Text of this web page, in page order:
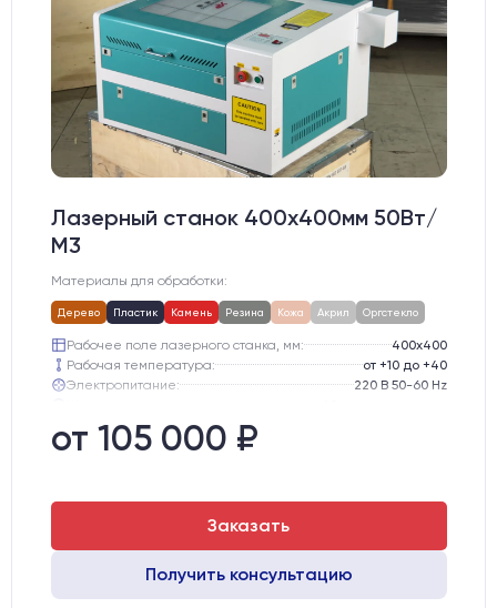
Лазерный станок 400х400мм 50Вт/
М3
Материалы для обработки:
Дерево Пластик Камень Резина Кожа Акрил Оргстекло
Рабочее поле лазерного станка, мм:
400х400
Рабочая температура:
от +10 до +40
Электропитание:
220 В 50-60 Hz
Глубина опускания рабочего стола, мм:
Направляющие оси Y:
от 105 000 ₽
Заказать
Получить консультацию